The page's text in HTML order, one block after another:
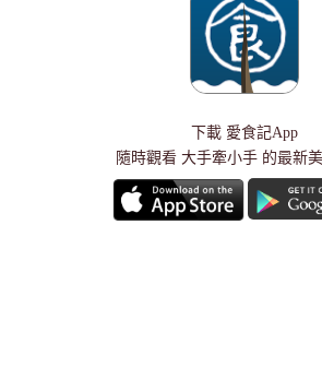
下載 愛食記App
隨時觀看 大手牽小手 的最新